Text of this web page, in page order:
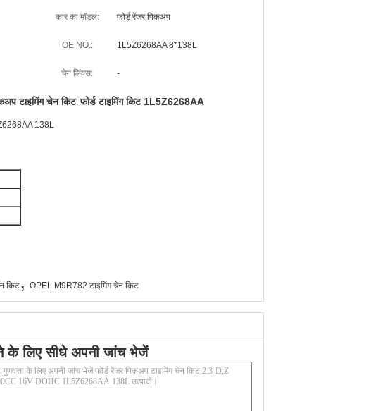
कार का मॉडल: फोर्ड रेंजर पिकअप
OE NO.: 1L5Z6268AA 8*138L
चेन लिंक्स: -
टाइमिंग चेन किट,फोर्ड टाइमिंग किट 1L5Z6268AA
138L
किट, OPEL M9R782 टाइमिंग चेन किट
के लिए सीधे अपनी जांच भेजें